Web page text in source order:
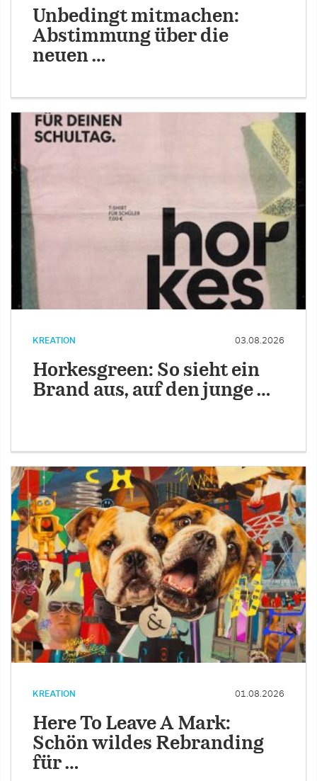
Unbedingt mitmachen:
Abstimmung über die
neuen …
KREATION 03.08.2026
Horkesgreen: So sieht ein
Brand aus, auf den junge …
KREATION 01.08.2026
Here To Leave A Mark:
Schön wildes Rebranding
für …